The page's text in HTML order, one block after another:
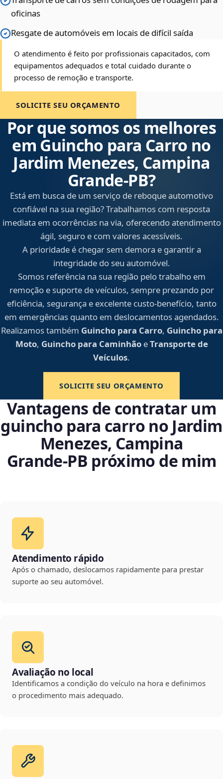
oficinas
Resgate de automóveis em locais de difícil saída
O atendimento é feito por profissionais capacitados, com
equipamentos adequados e total cuidado durante o
processo de remoção e transporte.
SOLICITE SEU ORÇAMENTO
Por que somos os melhores
em Guincho para Carro no
Jardim Menezes, Campina
Grande‑PB?
Está em busca de um serviço de reboque automotivo
confiável na sua região? Trabalhamos com resposta
imediata em ocorrências na via, oferecendo atendimento
ágil, seguro e com valores acessíveis.
A prioridade é chegar sem demora e garantir a
integridade do seu automóvel.
Somos referência na sua região pelo trabalho em
remoção e suporte de veículos, sempre prezando por
eficiência, segurança e excelente custo-benefício, tanto
em emergências quanto em deslocamentos agendados.
Realizamos também Guincho para Carro, Guincho para
Moto, Guincho para CaminhãoeTransporte de
Veículos.
SOLICITE SEU ORÇAMENTO
Vantagens de contratar um
guincho para carro no Jardim
Menezes, Campina
Grande‑PB próximo de mim
Atendimento rápido
Após o chamado, deslocamos rapidamente para prestar
suporte ao seu automóvel.
Avaliação no local
Identificamos a condição do veículo na hora e definimos
o procedimento mais adequado.